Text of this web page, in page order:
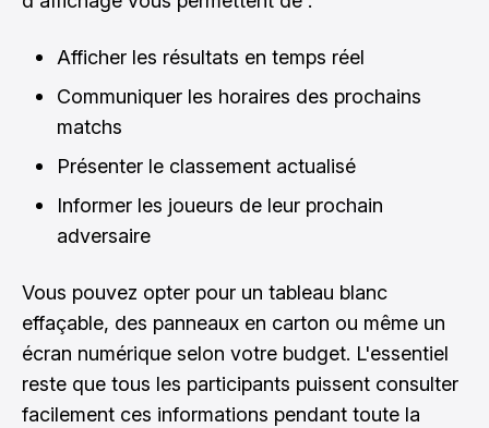
Afficher les résultats en temps réel
Communiquer les horaires des prochains
matchs
Présenter le classement actualisé
Informer les joueurs de leur prochain
adversaire
Vous pouvez opter pour un tableau blanc
effaçable, des panneaux en carton ou même un
écran numérique selon votre budget. L'essentiel
reste que tous les participants puissent consulter
facilement ces informations pendant toute la